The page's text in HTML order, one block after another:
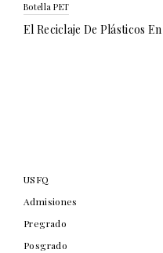
Botella PET
El Reciclaje De Plásticos
USFQ
Admisiones
Pregrado
Posgrado